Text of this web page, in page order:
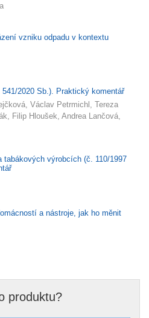
vzniku odpadu v kontextu
2020 Sb.). Praktický komentář
Václav Petrmichl, Tereza
Filip Hloušek, Andrea Lančová,
tabákových výrobcích (č. 110/1997
a nástroje, jak ho měnit
produktu?